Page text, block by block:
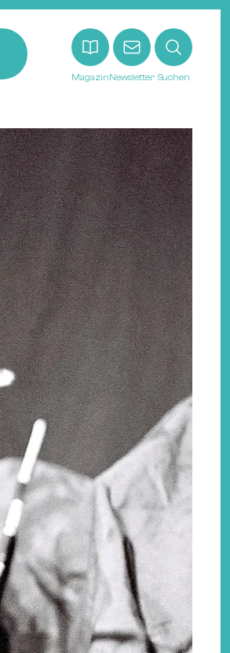
MagazinNewsletter Suchen